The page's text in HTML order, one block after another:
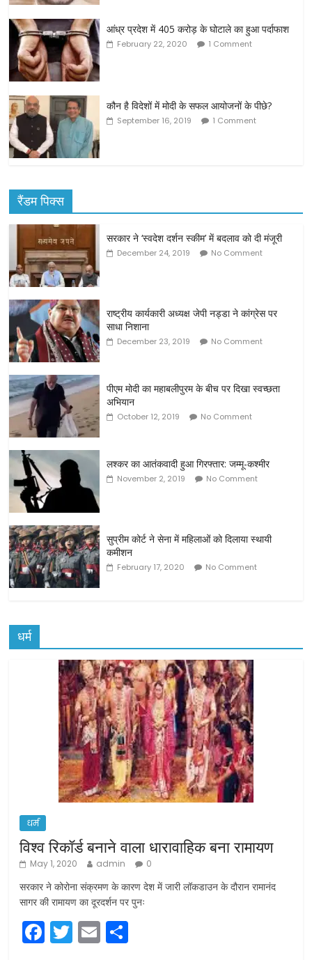
आंध्र प्रदेश में 405 करोड़ के घोटाले का हुआ पर्दाफाश
February 22, 2020 1 Comment
कौन है विदेशों में मोदी के सफल आयोजनों के पीछे?
September 16, 2019 1 Comment
रैंडम पिक्स
सरकार ने ‘स्वदेश दर्शन स्कीम’ में बदलाव को दी मंजूरी
December 24, 2019 No Comment
राष्ट्रीय कार्यकारी अध्यक्ष जेपी नड्डा ने कांग्रेस पर
साधा निशाना
December 23, 2019 No Comment
पीएम मोदी का महाबलीपुरम के बीच पर दिखा स्वच्छता
अभियान
October 12, 2019 No Comment
लश्कर का आतंकवादी हुआ गिरफ्तार: जम्मू-कश्मीर
November 2, 2019 No Comment
सुप्रीम कोर्ट ने सेना में महिलाओं को दिलाया स्थायी
कमीशन
February 17, 2020 No Comment
धर्म
धर्म
विश्व रिकॉर्ड बनाने वाला धारावाहिक बना रामायण
May 1, 2020 admin 0
सरकार ने कोरोना संक्रमण के कारण देश में जारी लॉकडाउन के दौरान रामानंद
सागर की रामायण का दूरदर्शन पर पुनः
F T E